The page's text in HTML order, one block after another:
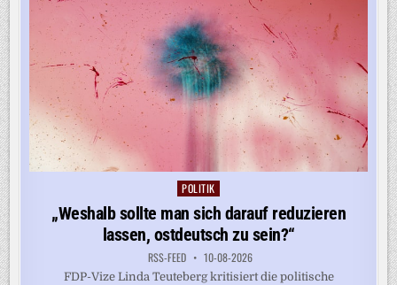
Posted
POLITIK
„Weshalb sollte man sich darauf reduzieren
lassen, ostdeutsch zu sein?“
RSS-FEED 10-08-2026
FDP-Vize Linda Teuteberg kritisiert die politische